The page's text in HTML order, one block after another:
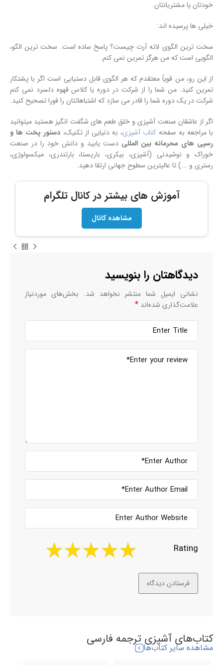
خودتان یا مشتریانتان.
خیلی ها پرسیده اند:
سخت ترین الگوی لاته آرت چیست؟ پاسخ ساده است. سخت ترین الگو،
الگویی است که من هرگز تمرین نمی کنم.
از این رو، من قویاً معتقدم که هر الگوی قابل دستیابی است اگر با پشتکار
تمرین کنید. من شما را از شرکت در دوره یا کلاس قهوه دلسرد نمی کنم
شرکت در یک دوره شما را قادر می سازد که اشتباهاتتان را فورا تصحیح کنید.
اگر از عاشقان صنعت آشپزی و خلق طعم های شگفت انگیز هستید میتوانید
با مراجعه به صفحه کتاب آشپزی، به دنیایی از تکنیک، دستور پخت ها و
رسپی های محرمانه بین المللی دست یابید و دانش خود را در صنعت
خوراک و نوشیدنی (آشپزی، بیکری، باریستا، بارتندری، میکسولوژی،
رستری و ...) تا عالیترین سطوح جهانی ارتقا دهید.
آموزش های بیشتر در کانال تلگرام
مشاهده کانال
دیدگاهتان را بنویسید
نشانی ایمیل شما منتشر نخواهد شد. بخش‌های موردنیاز
علامت‌گذاری شده‌اند *
Rating
کتاب‌های آشپزی ترجمه فارسی
مشاهده سایر کتاب‌ها